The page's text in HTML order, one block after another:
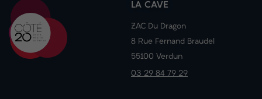
LA CAVE
ZAC Du Dragon
8 Rue Fernand Braudel
55100 Verdun
03 29 84 79 29